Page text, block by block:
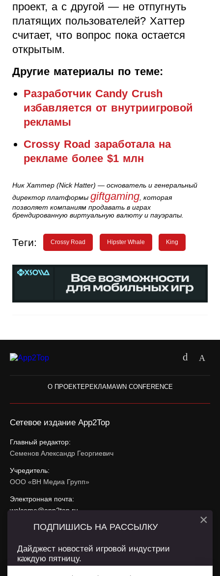
проект, а с другой — не отпугнуть
платящих пользователей? Хаттер
считает, что вопрос пока остается
открытым.
Другие материалы по теме:
Разработчик Candy Crush
избавляется от внутриигровой
рекламы
Crossy Road заработала на
рекламе более $1 млн
Ник Хаттер (Nick Hatter) — основатель и генеральный
директор платформы giftgaming , которая
позволяет компаниям продавать в играх
брендированную виртуальную валюту и пауэрапы.
Теги: Crossy Road Hipster Whale King
О ПРОЕКТЕ РЕКЛАМАWN CONFERENCE
Сетевое издание App2Top
Главный редактор:
Семенов Александр Георгиевич
Учредитель:
ООО «ВН Медиа Групп»
Электронная почта:
welcome@app2top.ru
При использовании материалов активная ссылка на
Сайт использует IP адреса, cookie, данные геолокации
ПОДПИШИСЬ НА РАССЫЛКУ
Дайджест новостей игровой индустрии
каждую пятницу.
×